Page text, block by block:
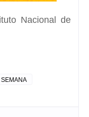
Nacional de
SEMANA